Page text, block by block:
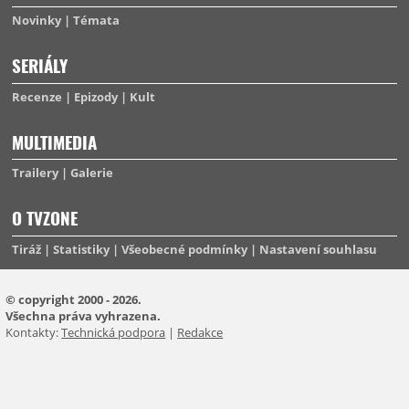
Novinky Témata
SERIÁLY
Recenze Epizody Kult
MULTIMEDIA
Trailery Galerie
O TVZONE
Tiráž Statistiky Všeobecné podmínky Nastavení souhlasu
© copyright 2000 - 2026.
Všechna práva vyhrazena.
Kontakty:Technická podpora | Redakce